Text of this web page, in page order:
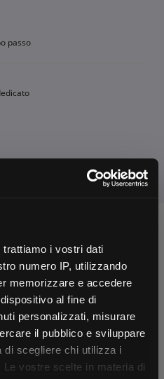
trattiamo i vostri dati
numero IP, utilizzando
memorizzare e accedere
al fine di
personalizzati, misurare
il pubblico e sviluppare
di scegliere chi utilizza i
vostre scelte in materia di
×
passo
Fissa una consulenza
Ti affiancheremo passo dopo passo